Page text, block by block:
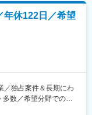
必要資格取得、現場業
）
～800万円）
円）
ます。
/派遣契約）
年休122日／希望
／独占案件＆長期にわ
数／希望分野での配